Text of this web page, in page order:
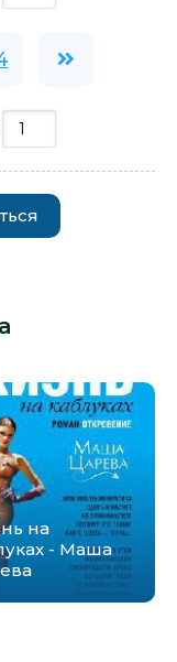
на
- Маша